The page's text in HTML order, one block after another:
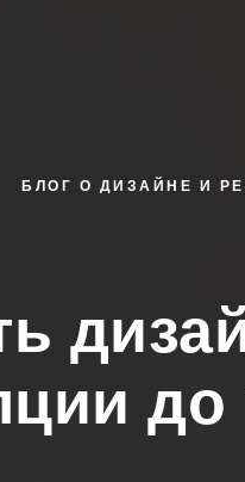
БЛОГ О ДИЗАЙНЕ И